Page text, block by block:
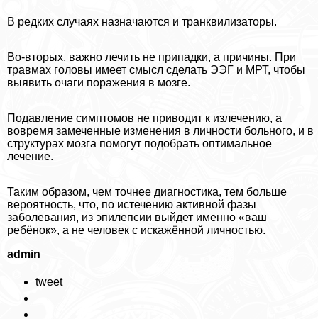
В редких случаях назначаются и транквилизаторы.
Во-вторых, важно лечить не припадки, а причины. При
травмах головы имеет смысл сделать ЭЭГ и МРТ, чтобы
выявить очаги поражения в мозге.
Подавление симптомов не приводит к излечению, а
вовремя замеченные изменения в личности больного, и в
структурах мозга помогут подобрать оптимальное
лечение.
Таким образом, чем точнее диагностика, тем больше
вероятность, что, по истечению активной фазы
заболевания, из эпилепсии выйдет именно «ваш
ребёнок», а не человек с искажённой личностью.
admin
tweet